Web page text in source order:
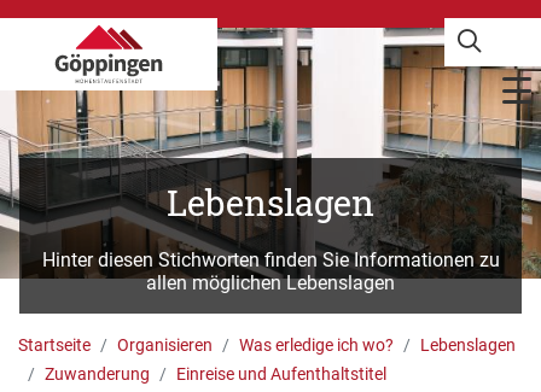
Lebenslagen
Hinter diesen Stichworten finden Sie Informationen zu
allen möglichen Lebenslagen
Startseite Organisieren Was erledige ich wo?
Lebenslagen
Zuwanderung
Einreise und Aufenthaltstitel